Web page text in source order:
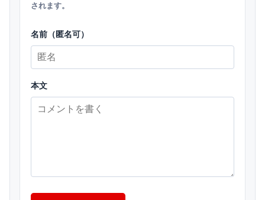
されます。
名前（匿名可）
本文